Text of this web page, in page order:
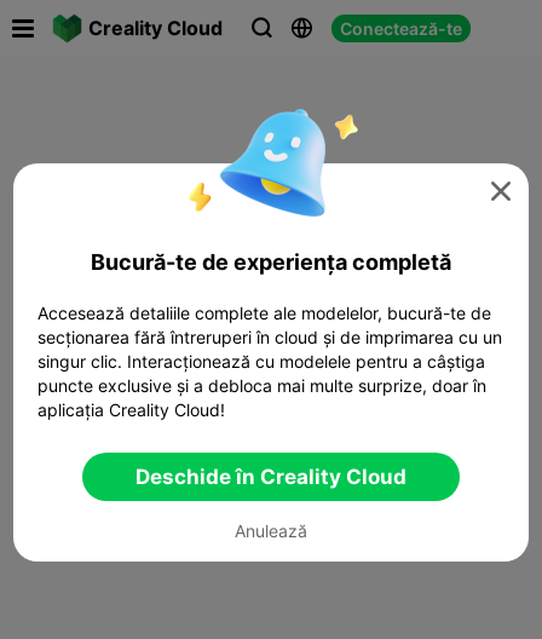
Creality Cloud   Conectează-te

Bucură-te de experiența completă
Accesează detaliile complete ale modelelor, bucură-te de
secționarea fără întreruperi în cloud și de imprimarea cu un
singur clic. Interacționează cu modelele pentru a câștiga
puncte exclusive și a debloca mai multe surprize, doar în
aplicația Creality Cloud!
Deschide în Creality Cloud
Anulează